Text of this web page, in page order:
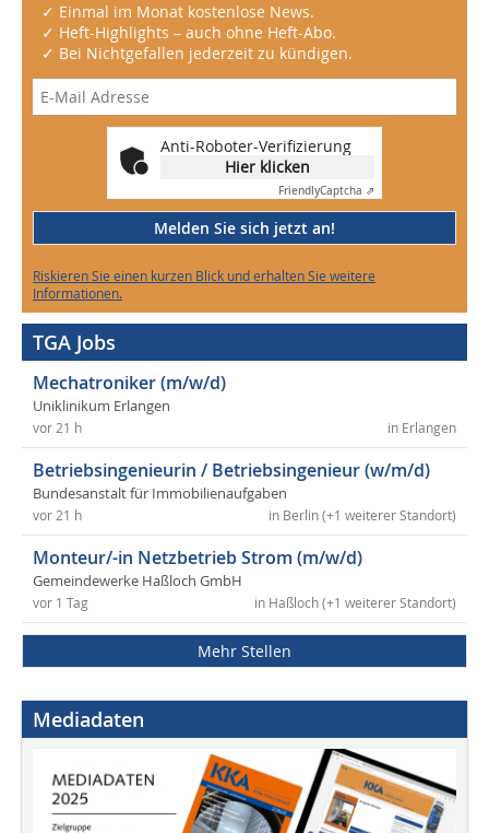
✓ Einmal im Monat kostenlose News.
✓ Heft-Highlights – auch ohne Heft-Abo.
✓ Bei Nichtgefallen jederzeit zu kündigen.
Anti-Roboter-Verifizierung
Hier klicken
FriendlyCaptcha ⇗
Melden Sie sich jetzt an!
Riskieren Sie einen kurzen Blick und erhalten Sie weitere
Informationen.
TGA Jobs
Mechatroniker (m/w/d)
Uniklinikum Erlangen
in Erlangen
vor 21 h
Betriebsingenieurin / Betriebsingenieur (w/m/d)
Bundesanstalt für Immobilienaufgaben
in Berlin (+1 weiterer Standort)
vor 21 h
Monteur/-in Netzbetrieb Strom (m/w/d)
Gemeindewerke Haßloch GmbH
in Haßloch (+1 weiterer Standort)
vor 1 Tag
Mehr Stellen
Mediadaten